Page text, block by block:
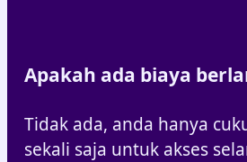
Apakah ada biaya
Tidak ada, anda hanya
sekali saja untuk akses